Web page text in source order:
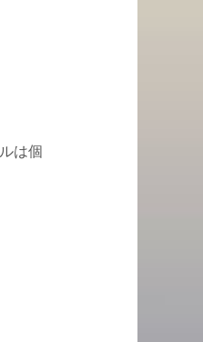
は個